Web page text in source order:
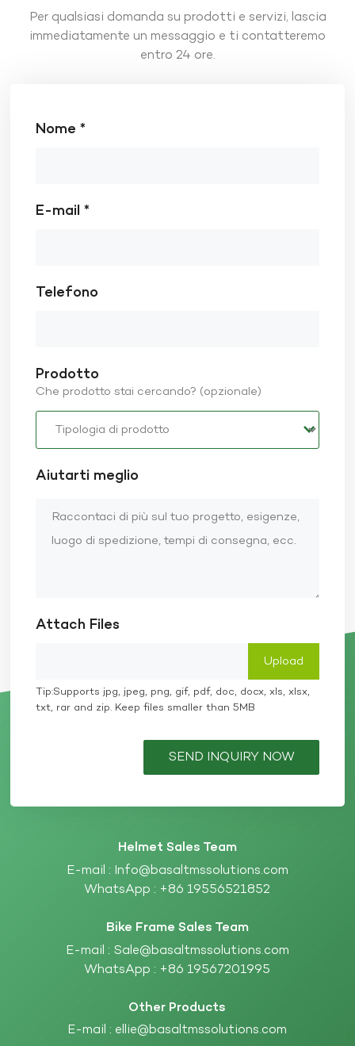
Per qualsiasi domanda su prodotti e servizi, lascia
immediatamente un messaggio e ti contatteremo
entro 24 ore.
Nome *
E-mail *
Telefono
Prodotto
Che prodotto stai cercando? (opzionale)
Aiutarti meglio
Attach Files
Tip:Supports jpg, jpeg, png, gif, pdf, doc, docx, xls, xlsx,
txt, rar and zip. Keep files smaller than 5MB
SEND INQUIRY NOW
Helmet Sales Team
E-mail : Info@basaltmssolutions.com
WhatsApp : +86 19556521852
Bike Frame Sales Team
E-mail : Sale@basaltmssolutions.com
WhatsApp : +86 19567201995
Other Products
E-mail : ellie@basaltmssolutions.com